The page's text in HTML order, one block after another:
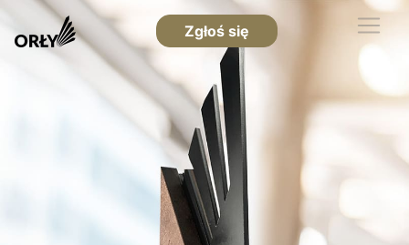
Zgłoś się